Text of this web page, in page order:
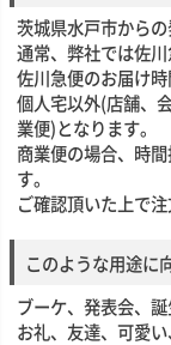
茨城県水戸市からの
通常、弊社では佐
佐川急便のお届け
個人宅以外(店舗、
業便)となります。
商業便の場合、時
す。
ご確認頂いた上で
このような用途に
ブーケ、発表会、
お礼、友達、可愛